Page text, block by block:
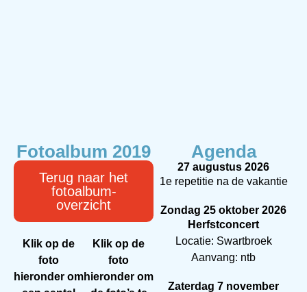
Fotoalbum 2019
Terug naar het
fotoalbum-
overzicht
Klik op de
foto
hieronder om
Klik op de
foto
hieronder om
Agenda
27 augustus 2026
1e repetitie na de vakantie
Zondag 25 oktober 2026
Herfstconcert
Locatie: Swartbroek
Aanvang: ntb
Zaterdag 7 november